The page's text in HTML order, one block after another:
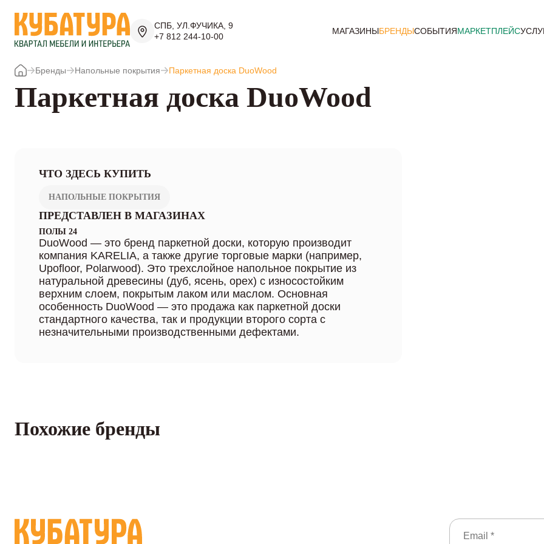
СПБ, УЛ.ФУЧИКА, 9
+7 812 244-10-00
МАГАЗИНЫБРЕНДЫСОБЫТИЯМАРКЕТПЛЕЙС
Бренды Напольные покрытия Паркетная доска DuoWood
Паркетная доска DuoWood
ЧТО ЗДЕСЬ КУПИТЬ
НАПОЛЬНЫЕ ПОКРЫТИЯ
ПРЕДСТАВЛЕН В МАГАЗИНАХ
ПОЛЫ 24
DuoWood — это бренд паркетной доски, которую производит
компания KARELIA, а также другие торговые марки (например,
Upofloor, Polarwood). Это трехслойное напольное покрытие из
натуральной древесины (дуб, ясень, орех) с износостойким
верхним слоем, покрытым лаком или маслом. Основная
особенность DuoWood — это продажа как паркетной доски
стандартного качества, так и продукции второго сорта с
незначительными производственными дефектами.
Похожие бренды